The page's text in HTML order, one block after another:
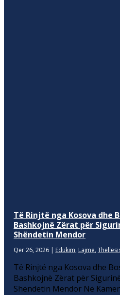
Të Rinjtë nga Kosova dhe
Bashkojnë Zërat për
Shëndetin Mendor
Qer 26, 2026 | Edukim, Lajme,
Të Rinjtë nga Kosova dhe
Bashkojnë Zërat për
Shëndetin Mendor Në